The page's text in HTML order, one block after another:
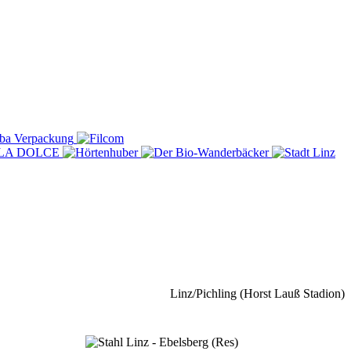
Linz/Pichling (Horst Lauß Stadion)